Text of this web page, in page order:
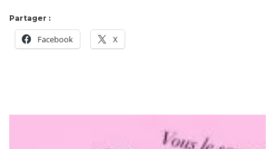
Partager :
Facebook X